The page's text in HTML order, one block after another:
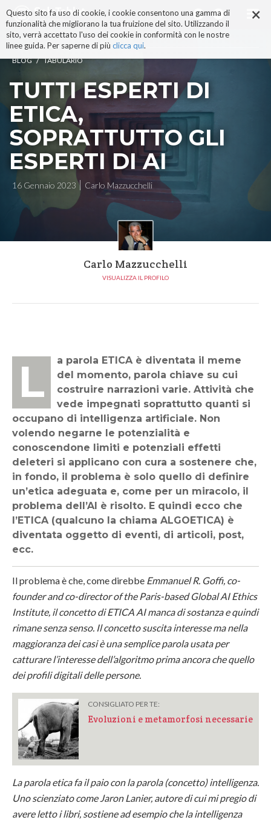
×
Questo sito fa uso di cookie, i cookie consentono una gamma di
funzionalità che migliorano la tua fruizione del sito. Utilizzando il
sito, verrà accettato l'uso dei cookie in conformità con le nostre
linee guida. Per saperne di più clicca qui.
ai
contenuti.
|
alla
navigazione
BLOG / TABULARIO
TUTTI ESPERTI DI
ETICA,
SOPRATTUTTO GLI
ESPERTI DI AI
16 Gennaio 2023 Carlo Mazzucchelli
Carlo Mazzucchelli
VISUALIZZA IL PROFILO
La parola ETICA è diventata il meme
del momento, parola chiave su cui
costruire narrazioni varie. Attività che
vede impegnati soprattutto quanti si
occupano di intelligenza artificiale. Non
volendo negarne le potenzialità e
conoscendone limiti e potenziali effetti
deleteri si applicano con cura a sostenere che,
in fondo, il problema è solo quello di definire
un’etica adeguata e, come per un miracolo, il
problema dell’AI è risolto. E quindi ecco che
l’ETICA (qualcuno la chiama ALGOETICA) è
diventata oggetto di eventi, di articoli, post,
ecc.
Il problema è che, come direbbe Emmanuel R. Goffi, co-
founder and co-director of the Paris-based Global AI Ethics
Institute, il concetto di ETICA AI manca di sostanza e quindi
rimane senza senso. Il concetto suscita interesse ma nella
maggioranza dei casi è una semplice parola usata per
catturare l’interesse dell’algoritmo prima ancora che quello
dei profili digitali delle persone.
CONSIGLIATO PER TE:
Evoluzioni e metamorfosi necessarie
La parola etica fa il paio con la parola (concetto) intelligenza.
Uno scienziato come Jaron Lanier, autore di cui mi pregio di
avere letto i libri, sostiene ad esempio che la intelligenza